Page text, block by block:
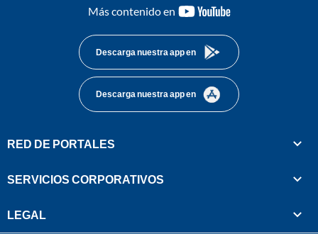
Más contenido en
youtube-
Descarga nuestra app en
Descarga nuestra app en
RED DE PORTALES
SERVICIOS CORPORATIVOS
LEGAL